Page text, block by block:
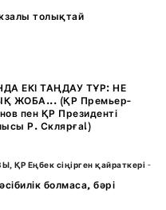
толықтай
ЕКІ ТАҢДАУ ТҰР: НЕ
ЖОБА... (ҚР Премьер-
пен ҚР Президенті
Р. Склярға!)
Еңбек сіңірген қайраткері -
болмаса, бәрі